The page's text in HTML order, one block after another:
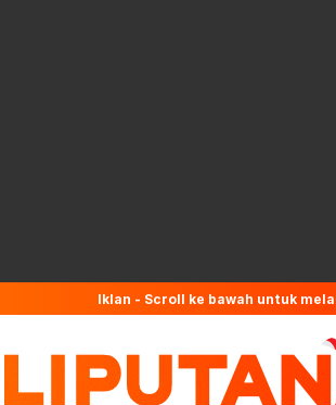
Iklan - Scroll ke bawah untuk